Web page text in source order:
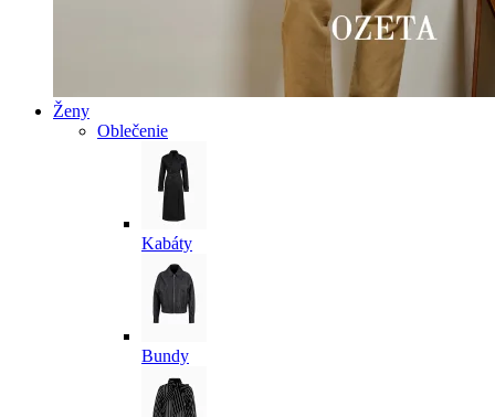
Ženy
Oblečenie
Kabáty
Bundy